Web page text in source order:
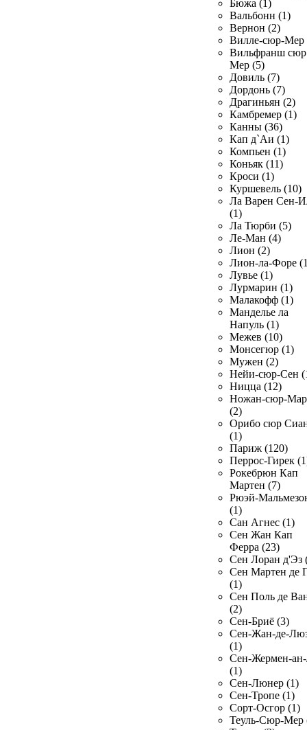
Бюжа (1)
Вальбонн (1)
Вернон (2)
Вилле-сюр-Мер
Вильфранш сюр
Мер (5)
Довиль (7)
Дордонь (7)
Драгиньян (2)
Камбремер (1)
Канны (36)
Кап д`Аи (1)
Компьен (1)
Коньяк (11)
Кроси (1)
Куршевель (10)
Ла Варен Сен-
(1)
Ла Тюрби (5)
Ле-Ман (4)
Лион (2)
Лион-ла-Форе
Лувье (1)
Лурмарин (1)
Малакофф (1)
Манделье ла
Напуль (1)
Межев (10)
Монсегюр (1)
Мужен (2)
Нейи-сюр-Сен
Ницца (12)
Ножан-сюр-
(2)
Орибо сюр
(1)
Париж (120)
Перрос-Гирек
Рокебрюн Кап
Мартен (7)
Рюэй-
(1)
Сан Агнес (1)
Сен Жан Кап
Ферра (23)
Сен Лоран д'Эз
Сен Мартен де
(1)
Сен Поль де
(2)
Сен-Бриё (3)
Сен-Жан-де-
(1)
Сен-Жермен-
(1)
Сен-Люнер (1)
Сен-Тропе (1)
Сорт-Осгор (1)
Теуль-Сюр-Мер